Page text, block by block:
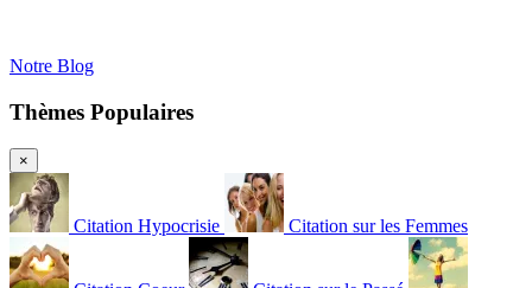
Notre Blog
Thèmes Populaires
×
Citation Hypocrisie Citation sur les Femmes